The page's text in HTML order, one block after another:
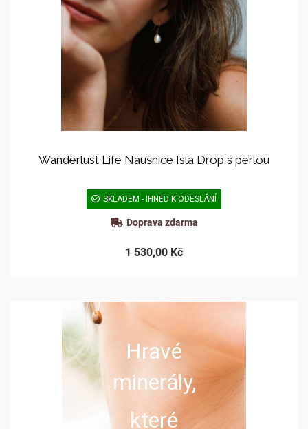
Wanderlust Life Náušnice Isla Drop s perlou
SKLADEM - IHNED K ODESLÁNÍ
Doprava zdarma
1 530,00 Kč
Hravé
minerály,
které